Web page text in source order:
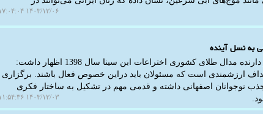
۱۴۰۳/۱۲/۰۶ ۱۷:۰۴:۰۴
به نسل آینده
به گزارش کارا پیام، اصفهان یک نخبه علمی و دارنده مدال طلای کشوری اختراعات ابن سینا سال 1398 اظهار داشت:
ارزشمندی است که مسئولان باید دراین خصوص فعال باشند. برگزاری
نوجوانان اصفهانی داشته و قدمی مهم در تشکیل به ساختار فکری
۱۴۰۳/۱۲/۰۳ ۱۱:۵۴:۳۶